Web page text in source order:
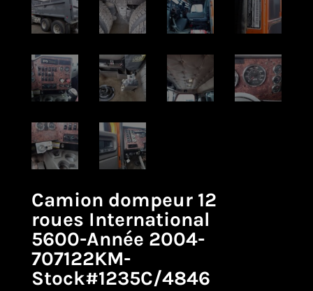
Camion dompeur 12
roues International
5600-Année 2004-
707122KM-
Stock#1235C/4846